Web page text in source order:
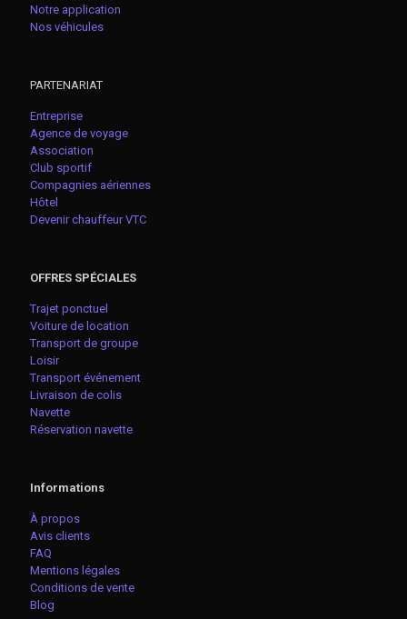
Notre application
Nos véhicules
PARTENARIAT
Entreprise
Agence de voyage
Association
Club sportif
Compagnies aériennes
Hôtel
Devenir chauffeur VTC
OFFRES SPÉCIALES
Trajet ponctuel
Voiture de location
Transport de groupe
Loisir
Transport événement
Livraison de colis
Navette
Réservation navette
Informations
À propos
Avis clients
FAQ
Mentions légales
Conditions de vente
Blog